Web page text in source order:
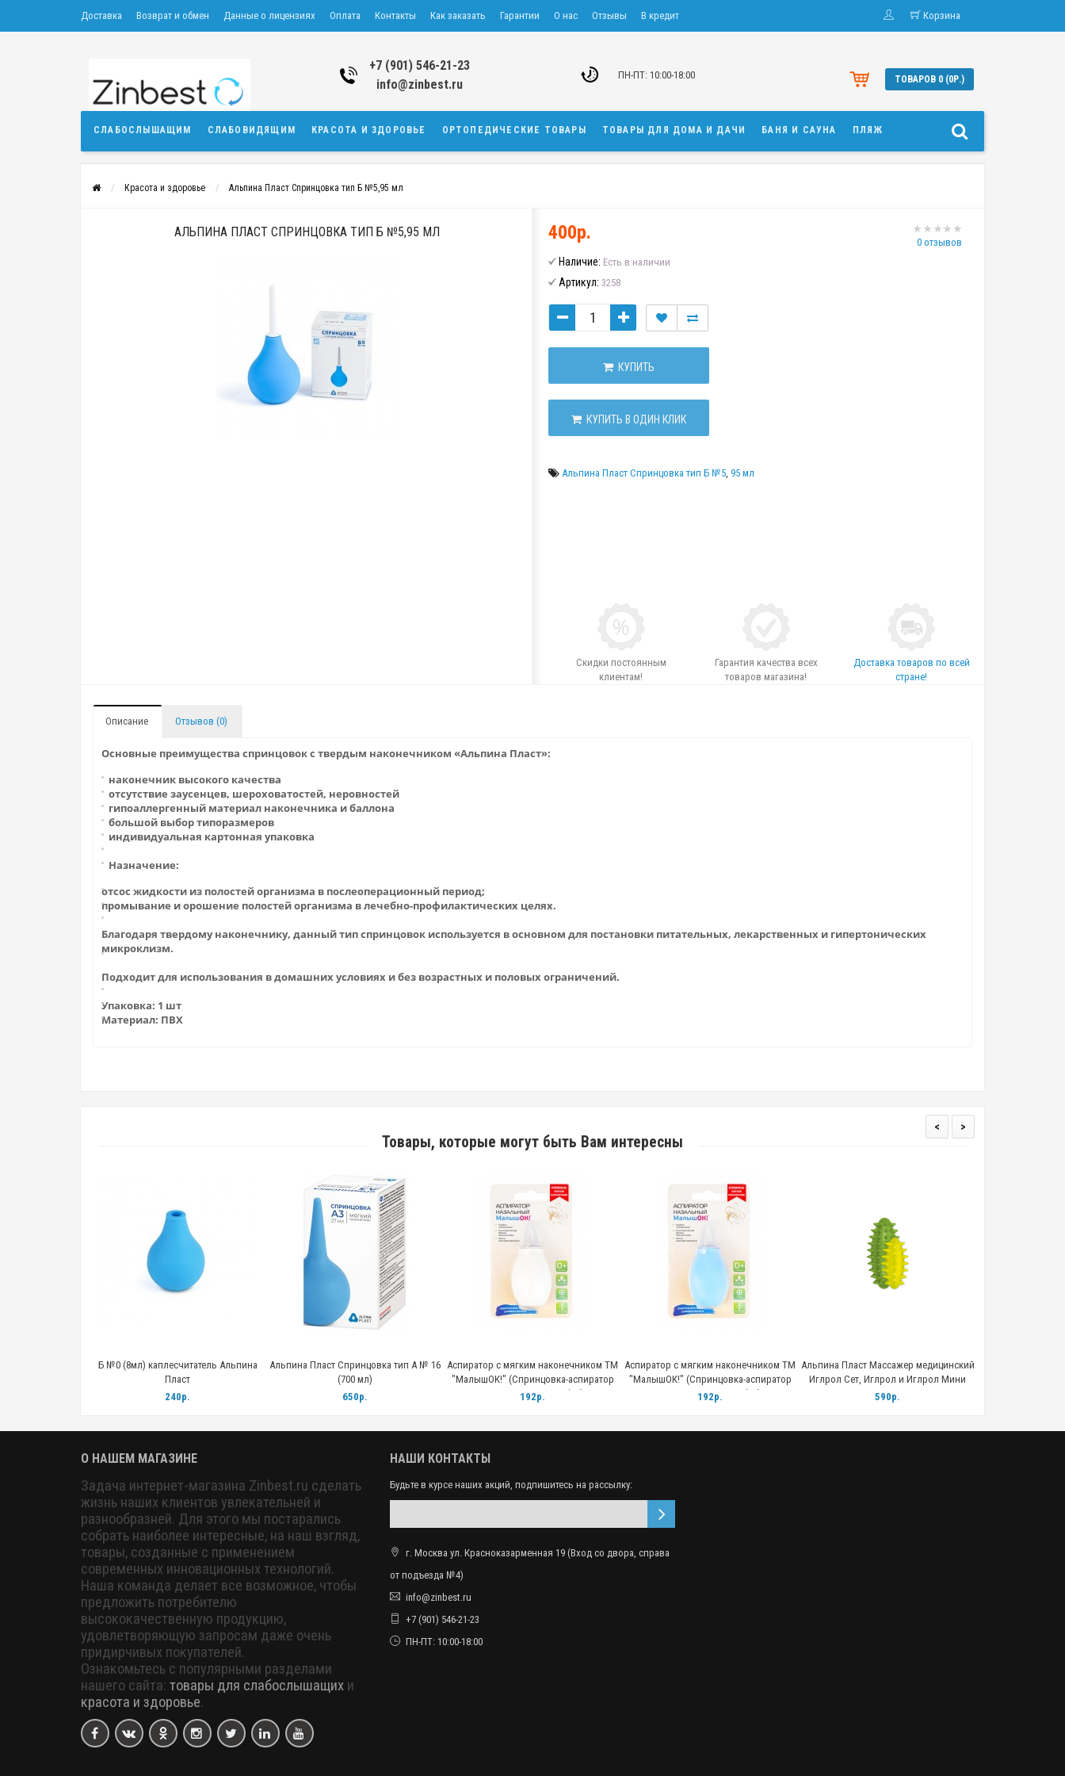
Доставка Возврат и обмен Данные о лицензиях Оплата Контакты Как заказать Гарантии О нас Отзывы В кредит Корзина
+7 (901) 546-21-23
info@zinbest.ru
ПН-ПТ: 10:00-18:00 ТОВАРОВ 0 (0Р.)
СЛАБОСЛЫШАЩИМ СЛАБОВИДЯЩИМ КРАСОТА И ЗДОРОВЬЕ ОРТОПЕДИЧЕСКИЕ ТОВАРЫ ТОВАРЫ ДЛЯ ДОМА И ДАЧИ БАНЯ И САУНА ПЛЯЖ
Красота и здоровье Альпина Пласт Спринцовка тип Б №5,95 мл
АЛЬПИНА ПЛАСТ СПРИНЦОВКА ТИП Б №5,95 МЛ
0 отзывов
400р.
Наличие: Есть в наличии
Артикул: 3258
КУПИТЬ
КУПИТЬ В ОДИН КЛИК
Альпина Пласт Спринцовка тип Б №5, 95 мл
Скидки постоянным
клиентам!
Гарантия качества всех
товаров магазина!
Доставка товаров по всей
стране!
Описание Отзывов (0)
Основные преимущества спринцовок с твердым наконечником «Альпина Пласт»:
наконечник высокого качества
отсутствие заусенцев, шероховатостей, неровностей
гипоаллергенный материал наконечника и баллона
большой выбор типоразмеров
индивидуальная картонная упаковка
Назначение:
отсос жидкости из полостей организма в послеоперационный период;
промывание и орошение полостей организма в лечебно-профилактических целях.
Благодаря твердому наконечнику, данный тип спринцовок используется в основном для постановки питательных, лекарственных и гипертонических
микроклизм.
Подходит для использования в домашних условиях и без возрастных и половых ограничений.
Упаковка: 1 шт
Материал: ПВХ
Товары, которые могут быть Вам интересны
Б №0 (8мл) каплесчитатель Альпина
Пласт
240р.
Альпина Пласт Спринцовка тип А № 16
(700 мл)
650р.
Аспиратор с мягким наконечником ТМ
"МалышОК!" (Спринцовка-аспиратор
СПП-«Альпина Пласт» Б1-1), блистер
192р.
Аспиратор с мягким наконечником ТМ
"МалышОК!" (Спринцовка-аспиратор
СПП-«Альпина Пласт» Б1-1), блистер
192р.
Альпина Пласт Массажер медицинский
Иглрол Сет, Иглрол и Иглрол Мини
цвет зеленый желтый
590р.
< >
О НАШЕМ МАГАЗИНЕ
Задача интернет-магазина Zinbest.ru сделать
жизнь наших клиентов увлекательней и
разнообразней. Для этого мы постарались
собрать наиболее интересные, на наш взгляд,
товары, созданные с применением
современных инновационных технологий.
Наша команда делает все возможное, чтобы
предложить потребителю
высококачественную продукцию,
удовлетворяющую запросам даже очень
придирчивых покупателей.
Ознакомьтесь с популярными разделами
нашего сайта: товары для слабослышащих и
красота и здоровье.
НАШИ КОНТАКТЫ
Будьте в курсе наших акций, подпишитесь на рассылку:
г. Москва ул. Красноказарменная 19 (Вход со двора, справа
от подъезда №4)
info@zinbest.ru
+7 (901) 546-21-23
ПН-ПТ: 10:00-18:00